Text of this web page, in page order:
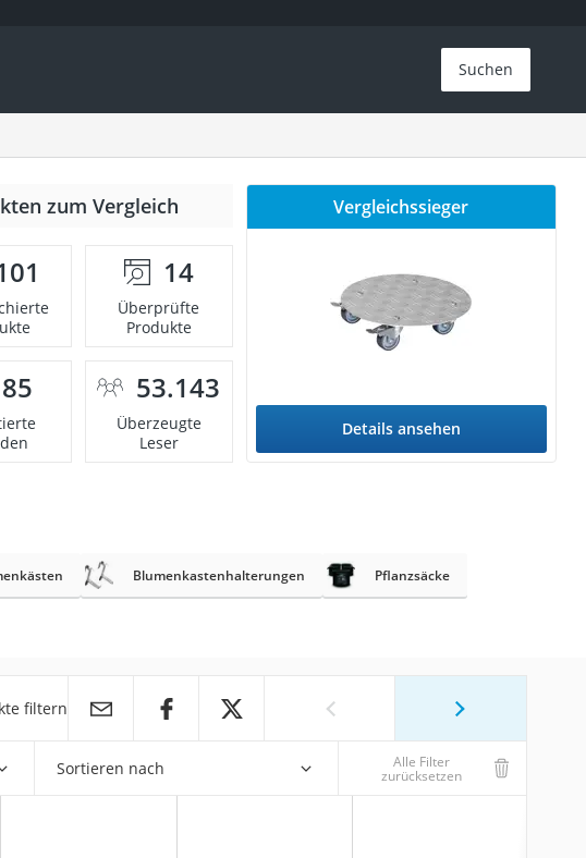
Suchen
zum Vergleich
14
Überprüfte
Produkte
85 53.143
Überzeugte
Leser
Vergleichssieger
Details ansehen
Blumenkastenhalterungen Pflanzsäcke
filtern
Sortieren nach Alle Filter
zurücksetzen